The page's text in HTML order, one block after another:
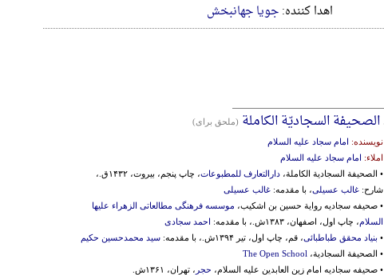
اهدا کننده:جویا جهانبخش
الصحیفة السجادیّة الکاملة (ملحق برای)
نویسنده: امام سجاد علیه السلام
املاء: امام سجاد علیه السلام
• الصحیفة السجادیة الکاملة، دارالتعارف للمطبوعات
، چاپ پنجم، بیروت، ۱۴۳۲ق.،
شارح: غالب عسیلی، با مقدمه: غالب عسیلی
• صحیفه سجادیه روایة حسین بن اشکیب، موسسه فرهنگی مطالعاتی الزهراء علیها
السلام، چاپ اول، اصفهان، ۱۳۸۳ش.، با مقدمه:
احمد سجادی
• بنیاد محقق طباطبائی، قم، چاپ اول، تیر ۱۳۹۴ش.، با مقدمه:
سید محمدحسین حکیم
• الصحیفة السجادیة، The Open School
• صحیفه سجادیه امام زین العابدین علیه السلام، حجر ، تهران، ۱۳۶۱ش.